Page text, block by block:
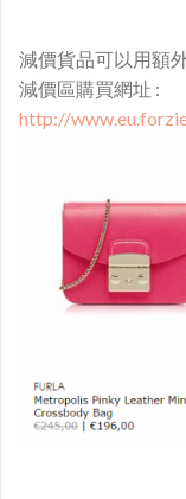
減價貨品可以用額
減價區購買網址 :
http://